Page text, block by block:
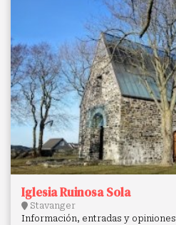
Iglesia Ruinosa Sola
Stavanger
Información, entradas y opiniones